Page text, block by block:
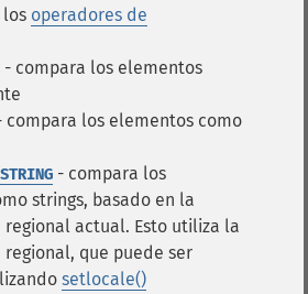
los operadores de
- compara los elementos
compara los elementos como
- compara los
strings, basado en la
regional actual. Esto utiliza la
regional, que puede ser
setlocale()